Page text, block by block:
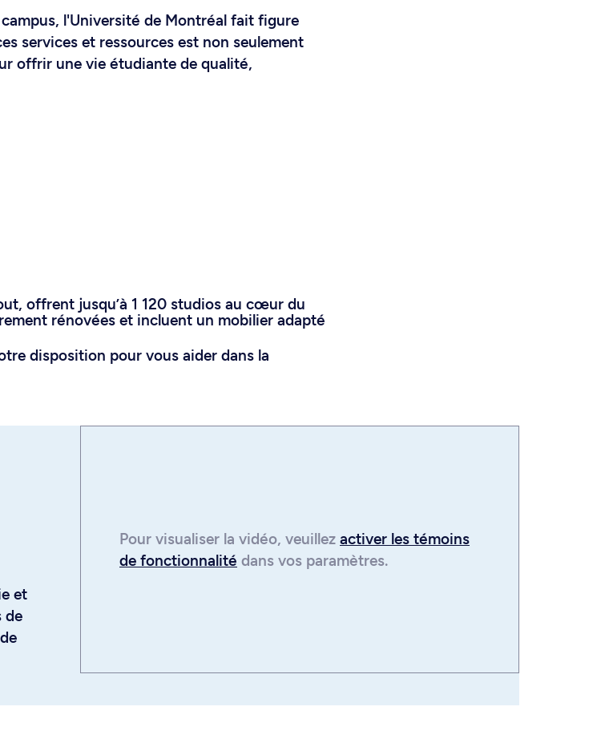
l'Université de Montréal fait figure
services et ressources est non seulement
offrir une vie étudiante de qualité,
offrent jusqu’à 1 120 studios au cœur du
rénovées et incluent un mobilier adapté
disposition pour vous aider dans la
et
de
Pour visualiser la vidéo, veuillez activer les témoins
de fonctionnalité dans vos paramètres.